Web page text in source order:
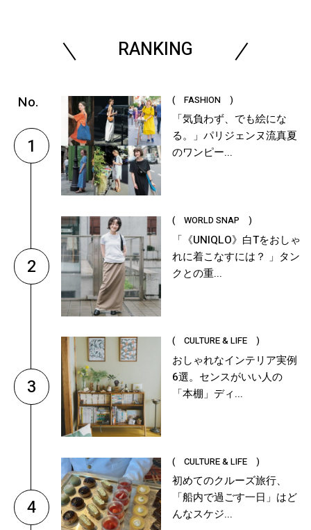
RANKING
1
( FASHION )
「気負わず、でも絵にな
る。」パリジェンヌ流真夏
のワンピー...
2
( WORLD SNAP )
「《UNIQLO》白Tをおしゃ
れに着こなすには？ 」タン
クとの重...
3
( CULTURE & LIFE )
おしゃれなインテリア実例
6選。センスがいい人の
「本棚」ディ...
4
( CULTURE & LIFE )
初めてのクルーズ旅行、
「船内で過ごす一日」はど
んなスケジ...